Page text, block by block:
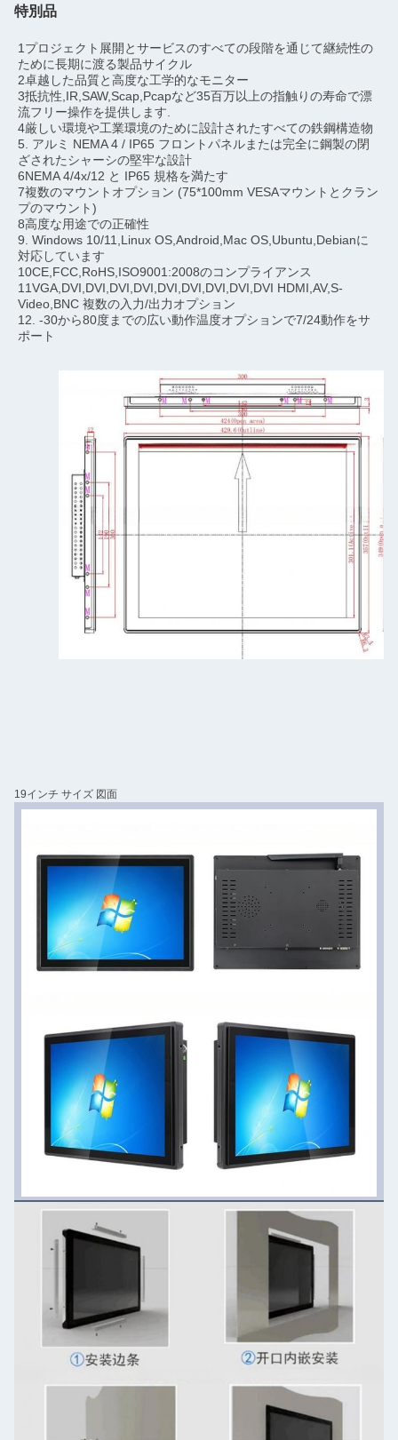
特別品
1プロジェクト展開とサービスのすべての段階を通じて継続性の
ために長期に渡る製品サイクル
2卓越した品質と高度な工学的なモニター
3抵抗性,IR,SAW,Scap,Pcapなど35百万以上の指触りの寿命で漂
流フリー操作を提供します.
4厳しい環境や工業環境のために設計されたすべての鉄鋼構造物
5. アルミ NEMA 4 / IP65 フロントパネルまたは完全に鋼製の閉
ざされたシャーシの堅牢な設計
6NEMA 4/4x/12 と IP65 規格を満たす
7複数のマウントオプション (75*100mm VESAマウントとクラン
プのマウント)
8高度な用途での正確性
9. Windows 10/11,Linux OS,Android,Mac OS,Ubuntu,Debianに
対応しています
10CE,FCC,RoHS,ISO9001:2008のコンプライアンス
11VGA,DVI,DVI,DVI,DVI,DVI,DVI,DVI,DVI,DVI HDMI,AV,S-
Video,BNC 複数の入力/出力オプション
12. -30から80度までの広い動作温度オプションで7/24動作をサ
ポート
19インチ サイズ 図面